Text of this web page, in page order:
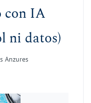
con IA
ni datos)
Anzures